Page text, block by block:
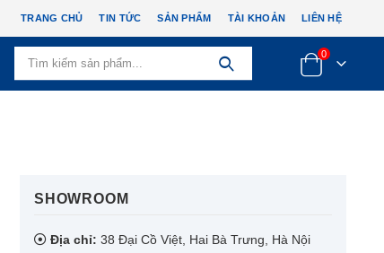
TRANG CHỦ TIN TỨC SẢN PHẨM TÀI KHOẢN LIÊN HỆ
0
SHOWROOM​
Địa chỉ: 38 Đại Cồ Việt, Hai Bà Trưng, Hà Nội